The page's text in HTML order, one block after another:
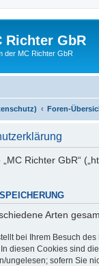
Richter GbR
der MC Richter GbR
Foren-
Richter GbR“
Arten
bei Ihrem Besuch
diesen Cookies sind
ungelesen; sofern Sie